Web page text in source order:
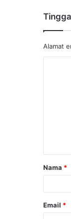
Alamat
Nama *
Email *